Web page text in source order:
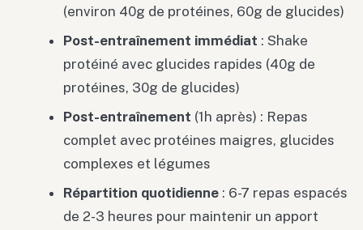
(environ 40g de protéines, 60g de glucides)
Post-entraînement immédiat : Shake
protéiné avec glucides rapides (40g de
protéines, 30g de glucides)
Post-entraînement (1h après) : Repas
complet avec protéines maigres, glucides
complexes et légumes
Répartition quotidienne : 6-7 repas espacés
de 2-3 heures pour maintenir un apport